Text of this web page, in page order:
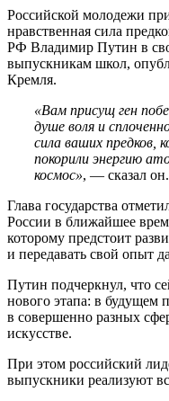
Российской молодежи
нравственная сила
РФ Владимир Путин в
выпускникам школ,
Кремля.
«Вам присущ ген
душе воля и
сила ваших предков,
покорили энергию
космос», — сказал он.
Глава государства
России в ближайшее
которому предстоит
и передавать свой опыт
Путин подчеркнул, что
нового этапа: в будущем
в совершенно разных
искусстве.
При этом российский
выпускники реализуют